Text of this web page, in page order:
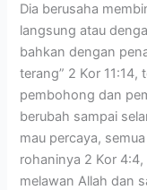
Dia berusaha
langsung atau
bahkan dengan
terang” 2 Kor
pembohong dan
berubah sampai
mau percaya,
rohaninya 2 Kor
melawan Allah dan